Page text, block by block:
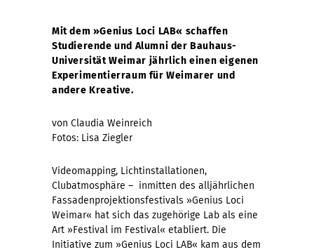
Mit dem »Genius Loci LAB« schaffen
Studierende und Alumni der Bauhaus-
Universität Weimar jährlich einen eigenen
Experimentierraum für Weimarer und
andere Kreative.
von Claudia Weinreich
Fotos: Lisa Ziegler
Videomapping, Lichtinstallationen,
Clubatmosphäre – inmitten des alljährlichen
Fassadenprojektionsfestivals »Genius Loci
Weimar« hat sich das zugehörige Lab als eine
Art »Festival im Festival« etabliert. Die
Initiative zum »Genius Loci LAB« kam aus dem